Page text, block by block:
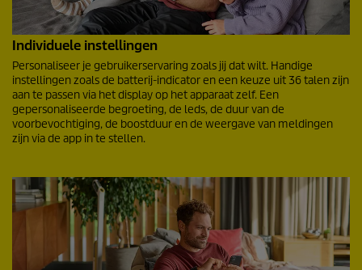
Individuele instellingen
Personaliseer je gebruikerservaring zoals jij dat wilt. Handige
instellingen zoals de batterij-indicator en een keuze uit 36 talen zijn
aan te passen via het display op het apparaat zelf. Een
gepersonaliseerde begroeting, de leds, de duur van de
voorbevochtiging, de boostduur en de weergave van meldingen
zijn via de app in te stellen.